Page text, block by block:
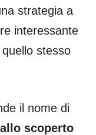
strategia a
interessante
stesso
il nome di
scoperto